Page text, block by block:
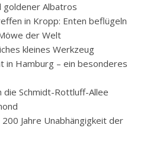
goldener Albatros
in Kropp: Enten beflügeln
der Welt
kleines Werkzeug
in Hamburg – ein besonderes
die Schmidt-Rottluff-Allee
Jahre Unabhängigkeit der